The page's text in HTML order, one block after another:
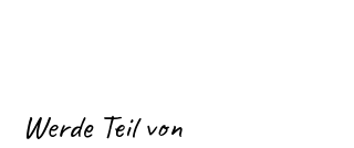
Werde Teil von